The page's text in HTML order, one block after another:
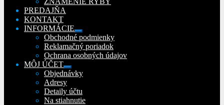
PREDAJŇA
KONTAKT
INFORMÁCIE
Rozbaliť
podradené
menu
Obchodné podmienky
Reklamačný poriadok
Ochrana osobných údajov
MÔJ ÚČET
Rozbaliť
podradené
Objednávky
Adresy
Detaily účtu
Na stiahnutie